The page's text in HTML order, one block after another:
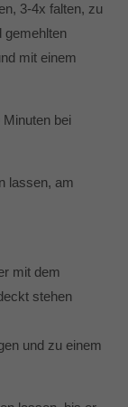
3-4x falten, zu
gemehlten
mit einem
bei
lassen, am
mit dem
stehen
und zu einem